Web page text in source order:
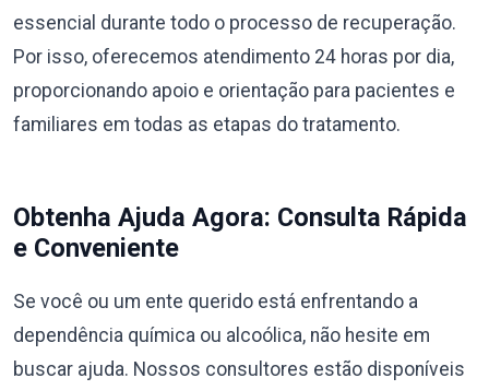
essencial durante todo o processo de recuperação.
Por isso, oferecemos atendimento 24 horas por dia,
proporcionando apoio e orientação para pacientes e
familiares em todas as etapas do tratamento.
Obtenha Ajuda Agora: Consulta Rápida
e Conveniente
Se você ou um ente querido está enfrentando a
dependência química ou alcoólica, não hesite em
buscar ajuda. Nossos consultores estão disponíveis